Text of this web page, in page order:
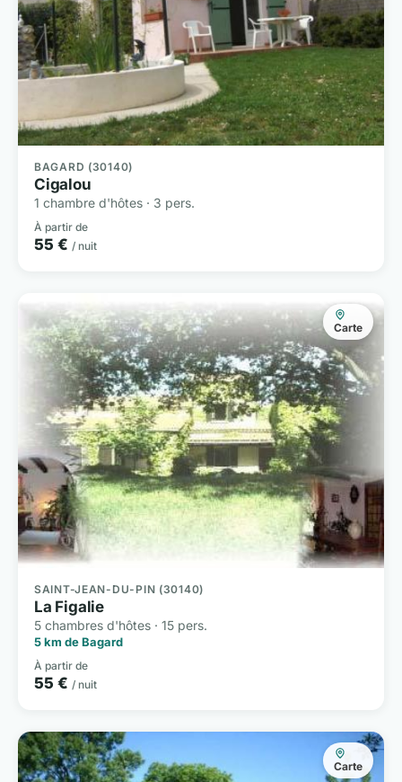
BAGARD (30140)
Cigalou
1 chambre d'hôtes · 3 pers.
À partir de
55 € / nuit
Carte
SAINT-JEAN-DU-PIN (30140)
La Figalie
5 chambres d'hôtes · 15 pers.
5 km de Bagard
À partir de
55 € / nuit
Carte